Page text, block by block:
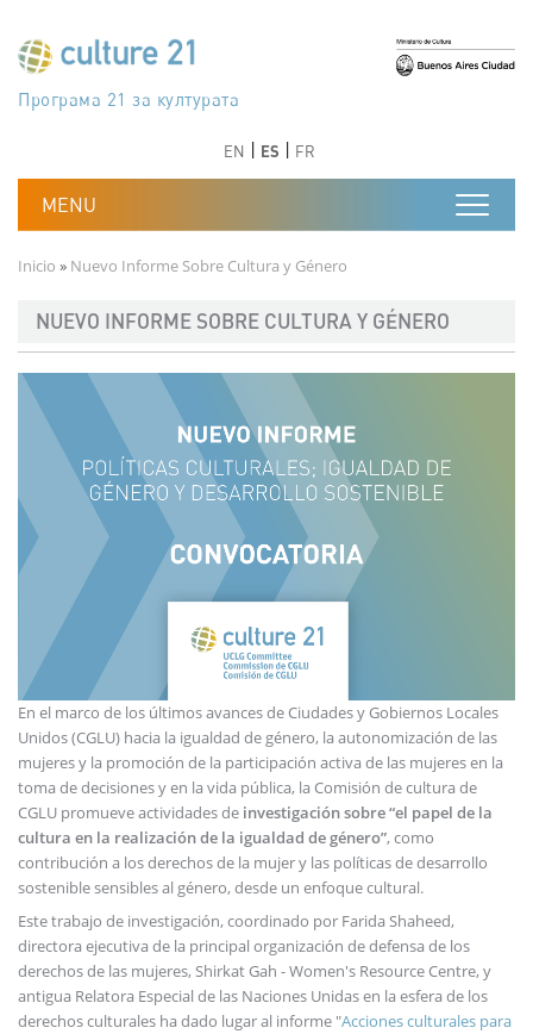
جدول أعمال القرن 21 للثقافة
Програма 21 за културата
Agenda 21 de la cultura
Agjenda 21 për kulturë
Agenda 21 van cultuur
Agenda 21 for culture
Kulturaren Agenda 21
Agenda 21 de la culture
Axenda 21 da cultura
Agenda 21 für Kultur
Agenda 21 della cultura
文化のためのアジェンダ21
دستورکار 21 برای فرهنگ
Agenda 21 dla kultury
Agenda 21 da cultura
Повестка дня 21 для культуры
Agenda 21 za kulturu
Agenda 21 de la cultura
Agenda 21 för kulturen
Kültür için Gündem 21
Порядок денний 21 для культури
EN ES FR
Ruta de navegación
Inicio Nuevo Informe Sobre Cultura y Género
NUEVO INFORME SOBRE CULTURA Y GÉNERO
En el marco de los últimos avances de Ciudades y Gobiernos Locales
Unidos (CGLU) hacia la igualdad de género, la autonomización de las
mujeres y la promoción de la participación activa de las mujeres en la
toma de decisiones y en la vida pública, la Comisión de cultura de
CGLU promueve actividades de investigación sobre “el papel de la
cultura en la realización de la igualdad de género”, como
contribución a los derechos de la mujer y las políticas de desarrollo
sostenible sensibles al género, desde un enfoque cultural.
Este trabajo de investigación, coordinado por Farida Shaheed,
directora ejecutiva de la principal organización de defensa de los
derechos de las mujeres, Shirkat Gah - Women's Resource Centre, y
antigua Relatora Especial de las Naciones Unidas en la esfera de los
derechos culturales ha dado lugar al informe "Acciones culturales para